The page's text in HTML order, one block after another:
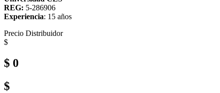
REG: 5-286906
Experiencia: 15 años
Precio Distribuidor
$
$ 0
$